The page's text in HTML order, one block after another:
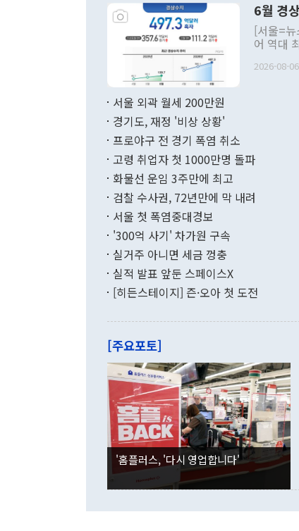
주의적
관의 대
관 부처
관의 무
다. [정동영 통일부 장관이 지난달 23일 오후 서울 종로구 정부서울청사에
무너졌
함께 4자
"우리의
관은 업
이 9월
며 "정부
은 "그것
잘랐다.
않았다
사합의
권이라
뒤 "여기
부의 한
를 거
련 부처
하고 대
6월 경
[서울=
어 역대
료=한국은행] 한국은행이 6일 발표한 '2026년
며 월간
196.9%
수출은
기록했
로 전환
는 배당
였던 올
인의 해
각각 증
국인의
감소하
경신했
분기 말
다. 내국
다.
2026-08-
서울 외곽 월세 200만원
경기도, 재정 '비상 상황'
프로야구 전 경기 폭염 취소
고령 취업자 첫 1000만명 돌파
화물선 운임 3주만에 최고
검찰 수사권, 72년만에 막 내려
서울 첫 폭염중대경보
'300억 사기' 차가원 구속
실거주 아니면 세금 껑충
실적 발표 앞둔 스페이스X
[히든스테이지] 즌·오아 첫 도전
[주요포토]
'홈플러스, '다시 영업합니다'